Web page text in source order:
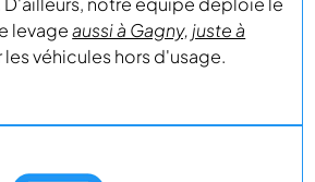
levageaussi à Gagny, juste à
véhicules hors d'usage.